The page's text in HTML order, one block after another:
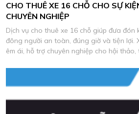
CHO THUÊ XE 16 CHỖ CHO SỰ
CHUYÊN NGHIỆP
Dịch vụ cho thuê xe 16 chỗ giúp đưa đón
đông người an toàn, đúng giờ và tiện lợi.
êm ái, hỗ trợ chuyên nghiệp cho hội thảo,